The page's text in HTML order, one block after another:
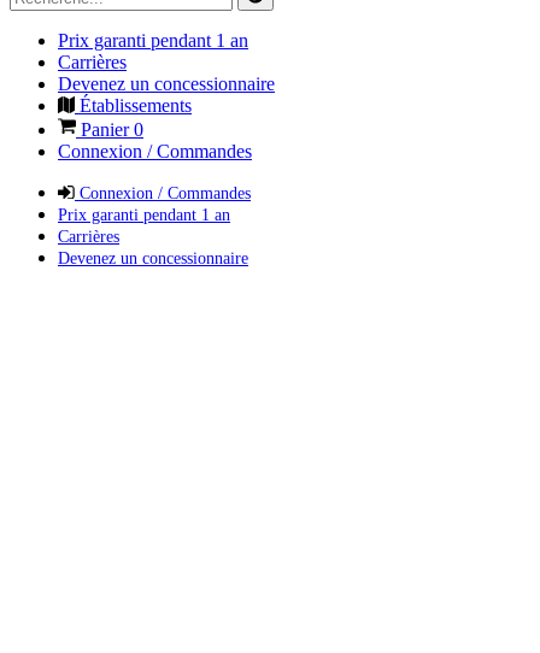
Prix garanti pendant 1 an
Carrières
Devenez un concessionnaire
Établissements
Panier0
Connexion / Commandes
Connexion / Commandes
Prix garanti pendant 1 an
Carrières
Devenez un concessionnaire